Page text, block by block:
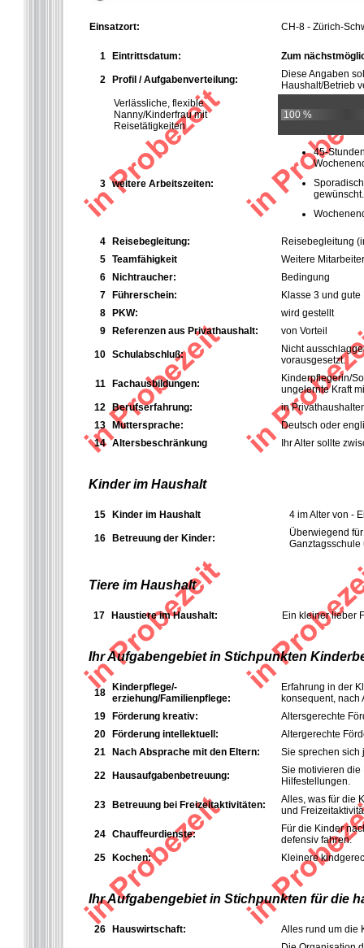
Einsatzort: CH-8 - Zürich-
1 Eintrittsdatum: Zum
2 Profil / Aufgabenverteilung:
Diese Angaben
Haushalt/Betrieb
Verlässliche, flexible
Nanny/Kinderfrau mit
Reisetätigkeiten
100 %
3 weitere Arbeitszeiten:
45-
gewünscht.
4 Reisebegleitung:
Reisebegleitung
5 Teamfähigkeit
Weitere
6
Nichtraucher:
Bedingung
7
Führerschein:
Klasse 3 und
8
PKW:
wird gestellt
9
Referenzen aus Privathaushalt: von Vorteil
10 Schulabschluß:
Nicht
vorausgesetzt.
11 Fachausbildungen:
Kinderpflegerin/
ungelernte Kraft
12 Berufserfahrung:
in
13
Muttersprache:
Deutsch oder
14 Altersbeschränkung Ihr Alter sollte
Kinder im Haushalt
15 Kinder im Haushalt 4 im Alter von -
16 Betreuung der Kinder:
Überwiegend
Ganztagsschule
Tiere im Haushalt
17 Haustiere im Haushalt: Ein kleiner lieber
Ihr Aufgabengebiet in Stichpunkten
18
Kinderpflege/-
erziehung/Familienpflege:
Erfahrung in der
konsequent, nach
19
Förderung kreativ:
Altersgerechte
20
Förderung intellektuell:
Altergerechte
21
Nach Absprache mit den Eltern: Sie sprechen sich
22 Hausaufgabenbetreuung:
Sie motivieren
Hilfestellungen.
23 Betreuung bei Freizeitaktivitäten:
Alles, was für die
und
24 Chauffeurdienste:
Für die Kinder
defensiv fahren.
25
Kochen: Kleinere
Ihr Aufgabengebiet in Stichpunkten für die
26 Hauswirtschaft:
Alles rund um die